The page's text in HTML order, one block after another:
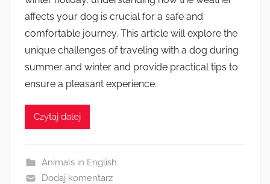
affects your dog is crucial for a safe and
comfortable journey. This article will explore the
unique challenges of traveling with a dog during
summer and winter and provide practical tips to
ensure a pleasant experience.
Czytaj dalej
Animals in English
Dodaj komentarz